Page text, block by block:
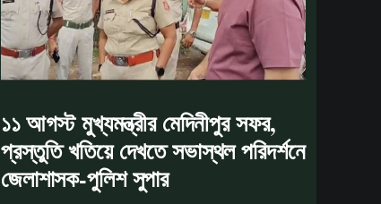
১১ আগস্ট মুখ্যমন্ত্রীর মেদিনীপুর সফর,
প্রস্তুতি খতিয়ে দেখতে সভাস্থল পরিদর্শনে
জেলাশাসক-পুলিশ সুপার